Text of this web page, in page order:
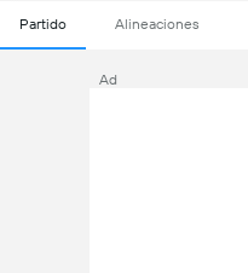
Partido Alineaciones
Ad